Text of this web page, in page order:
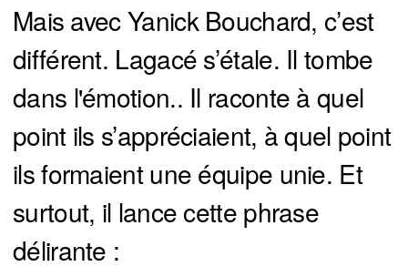
Mais avec Yanick Bouchard, c’est
différent. Lagacé s’étale. Il tombe
dans l'émotion.. Il raconte à quel
point ils s’appréciaient, à quel point
ils formaient une équipe unie. Et
surtout, il lance cette phrase
délirante :